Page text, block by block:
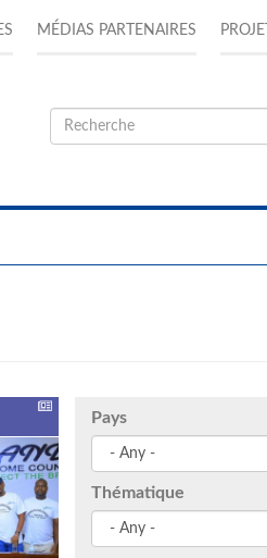
MÉDIAS PARTENAIRES PROJET
Formulaire
recherche
Pays
Thématique